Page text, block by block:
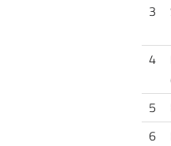
3
4
5
6